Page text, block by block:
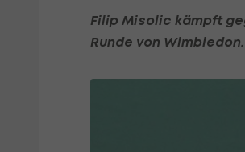
Filip Misolic kämpft
Runde von Wimbledon